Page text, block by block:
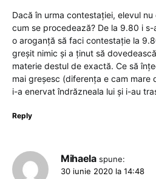
Dacă în urma contestației, elevul
cum se procedează? De la 9.80 i
o aroganță să faci contestație la
greșit nimic și a ținut să
materie destul de exactă. Ce să
mai greșesc (diferența e cam mare
i-a enervat îndrăzneala lui și i-au
Reply
Mihaela spune:
30 iunie 2020 la 14:48